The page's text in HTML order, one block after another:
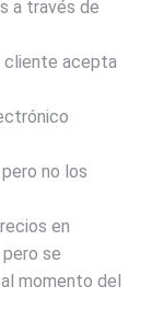
a través de
cliente acepta
no los
en
se
momento del